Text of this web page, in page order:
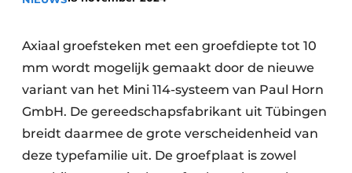
Vacatures
Video’s
Axiaal groefsteken met een groefdiepte tot 10
mm wordt mogelijk gemaakt door de nieuwe
variant van het Mini 114-systeem van Paul Horn
GmbH. De gereedschapsfabrikant uit Tübingen
breidt daarmee de grote verscheidenheid van
deze typefamilie uit. De groefplaat is zowel